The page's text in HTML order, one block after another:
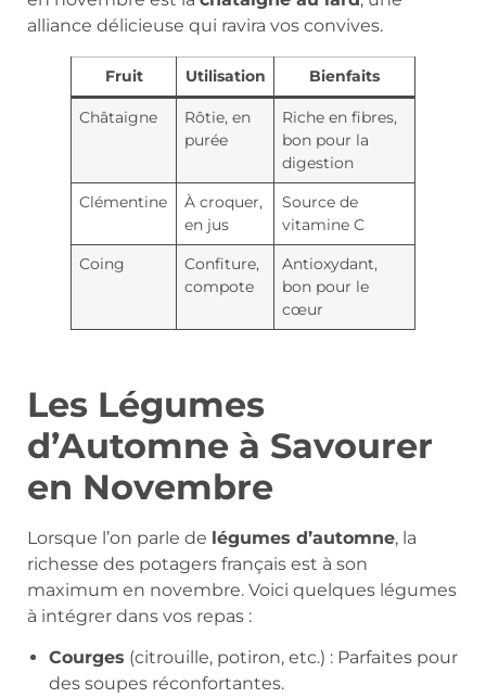
alliance délicieuse qui ravira vos convives.
Fruit Utilisation Bienfaits
Châtaigne
Rôtie, en
purée
Riche en fibres,
bon pour la
digestion
Clémentine
À croquer,
en jus
Source de
vitamine C
Coing
Confiture,
compote
Antioxydant,
bon pour le
cœur
Les Légumes
d’Automne à Savourer
en Novembre
Lorsque l’on parle de légumes d’automne, la
richesse des potagers français est à son
maximum en novembre. Voici quelques légumes
à intégrer dans vos repas :
Courges (citrouille, potiron, etc.) : Parfaites pour
des soupes réconfortantes.